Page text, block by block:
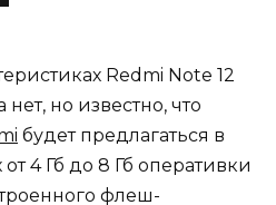
Redmi Note 12
но известно, что
будет предлагаться в
4 Гб до 8 Гб оперативки
флеш-